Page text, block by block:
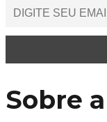
Sobre